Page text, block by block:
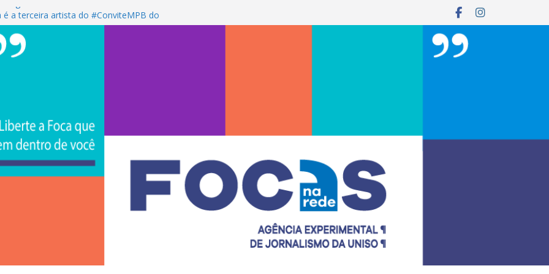
negros sorocabanos
é a terceira artista do #ConviteMPB do
Brasil 2026 promove integração, ciência e
na Uniso